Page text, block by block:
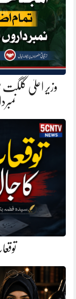
وزیر اعلیٰ